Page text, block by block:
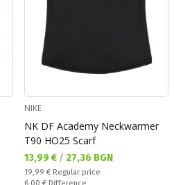
NIKE
NK DF Academy Neckwarmer
T90 HO25 Scarf
Текуща цена:
13,99 € / 27,36 BGN
Regular price:
19,99 € Regular price
Спестявате:
6,00 € Difference